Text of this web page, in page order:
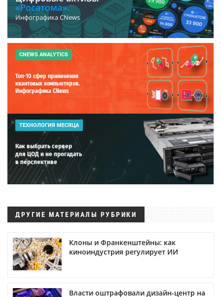
«Росатома».
Инфографика CNews
CNEWS ANALYTICS
Топ-10 сфер применения
квантовых компьютеров.
Инфографика CNews
ТЕХНОЛОГИЯ МЕСЯЦА
Как выбрать сервер
для ЦОД и не прогадать
в перспективе
ДРУГИЕ МАТЕРИАЛЫ РУБРИКИ
Клоны и Франкенштейны: как
киноиндустрия регулирует ИИ
Власти оштрафовали дизайн-центр на